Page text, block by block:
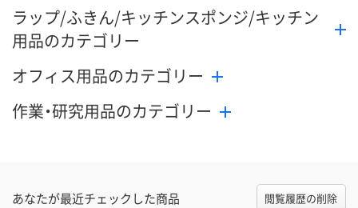
ラップ/ふきん/キッチンスポンジ/キッチン
用品のカテゴリー
オフィス用品のカテゴリー
作業・研究用品のカテゴリー
あなたが最近チェックした商品 閲覧履歴の削除